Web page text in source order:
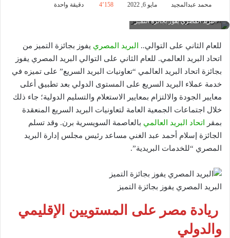
محمد عبدالمجيد مايو 6, 2022 4٬158 دقيقة واحدة
البريد المصري يفوز بجائزة التميز
للعام الثاني على التوالي.. البريد المصري يفوز بجائزة التميز من
اتحاد البريد العالمي. للعام الثاني على التوالي البريد المصري يفوز
بجائزة اتحاد البريد العالمي “تعاونيات البريد السريع” على تميزه في
خدمة عملاء البريد السريع على المستوى الدولي بعد تطبيق أعلى
معايير الجودة والالتزام بمعايير الاستعلام والتسليم الدولية؛ جاء ذلك
خلال اجتماعات الجمعية العامة لتعاونيات البريد السريع المنعقدة
بمقر
اتحاد البريد العالمي بالعاصمة السويسرية برن. وقد تسلم
الجائزة إسلام أحمد عبد الغني مساعد رئيس مجلس إدارة البريد
المصري “للخدمات البريدية”.
البريد المصري يفوز بجائزة التميز
ريادة مصر على المستويين الإقليمي
والدولي